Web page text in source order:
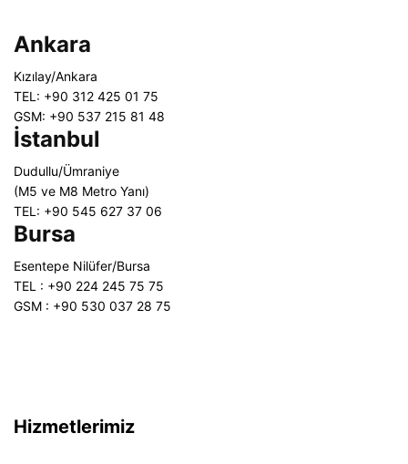
Ankara
Kızılay/Ankara
TEL: +90 312 425 01 75
GSM: +90 537 215 81 48
İstanbul
Dudullu/Ümraniye
(M5 ve M8 Metro Yanı)
TEL: +90 545 627 37 06
Bursa
Esentepe Nilüfer/Bursa
TEL : +90 224 245 75 75
GSM : +90 530 037 28 75
Hizmetlerimiz